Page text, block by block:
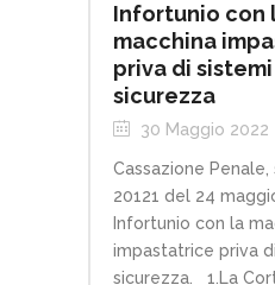
Infortunio con
macchina
priva di
sicurezza
30 Maggio 2022
Cassazione Penale,
20121 del 24
Infortunio con la
impastatrice priva
sicurezza. 1.La